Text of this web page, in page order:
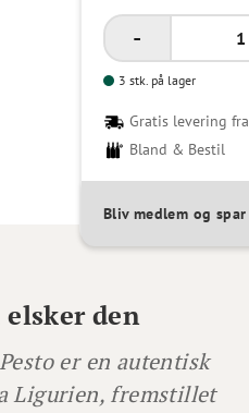
Gratis levering
Bland & Bestil
3 stk. på lager
Bliv medlem og
den
er en autentisk
Ligurien, fremstillet